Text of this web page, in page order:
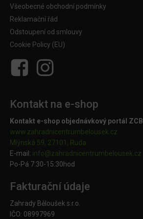
Všeobecné obchodní podmínky
Reklamační řád
Odstoupení od smlouvy
Cookie Policy (EU)
Kontakt na e-shop
Kontakt e-shop objednávkový portál ZCB
www.zahradnicentrumbelousek.cz
Mlýnská 59, 27101, Ruda
E-mail: info@zahradnicentrumbelousek.cz
Po-Pá 7:30-15:30hod
Fakturační údaje
Zahrady Běloušek s.r.o.
IČO: 08997969